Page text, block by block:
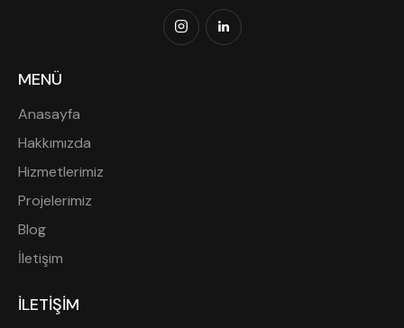
MENÜ
Anasayfa
Hakkımızda
Hizmetlerimiz
Projelerimiz
Blog
İletişim
İLETİŞİM